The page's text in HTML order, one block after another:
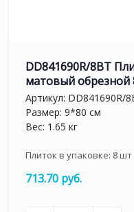
DD841690R/8BT
матовый обрезной
Артикул: DD841690R/
Размер: 9*80 см
Вес: 1.65 кг
Плиток в упаковке: 8шт
713.70 руб.